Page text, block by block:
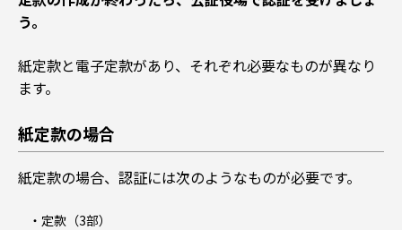
う。
紙定款と電子定款があり、それぞれ必要なものが異なり
ます。
紙定款の場合
紙定款の場合、認証には次のようなものが必要です。
定款（3部）